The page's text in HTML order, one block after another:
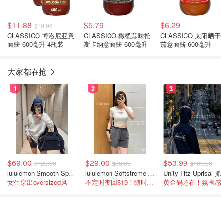
$11.88 $19.96
CLASSICO 博洛尼亚意
面酱 600毫升 4瓶装
$5.79
CLASSICO 橄榄蒜味托
斯卡纳意面酱 600毫升
$6.29
CLASSICO 太阳晒
茄意面酱 600毫升
大家都在抢
1
$69.00 $128.00
lululemon Smooth Spacer 经典卫衣
女生穿出oversized风
2
$29.00 $88.00
lululemon Softstreme 女士高腰短裤 10cm
不定时变回$19！随时点进来看
3
$53.99 $109.00